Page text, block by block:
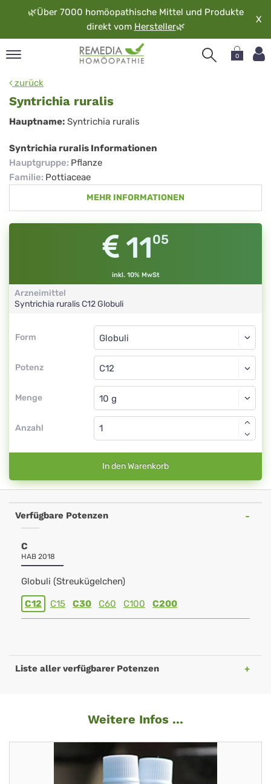
🌿Über 7000 homöopathische Mittel und Produkte
direkt vom Hersteller🌿
X
0
zurück
Syntrichia ruralis
Syntrichia
ruralis
Hauptname: Syntrichia ruralis
Syntrichia ruralis Informationen
Hauptgruppe: Pflanze
Familie: Pottiaceae
MEHR INFORMATIONEN
1105
inkl. 10% MwSt
Arzneimittel
Syntrichia ruralisC12Globuli
Form
Form
Potenz
Globuli
C12
Menge
Globuli
Anzahl
In den Warenkorb
Verfügbare Potenzen
C
HAB 2018
Globuli (Streukügelchen)
C12 C15 C30 C60 C100 C200
Liste aller verfügbarer Potenzen
Weitere Infos ...